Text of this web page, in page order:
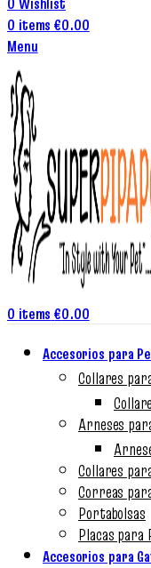
0 items €0.00
Menu
0 items €0.00
Accesorios para
Collares
Arneses
Collares
Correas
Portabolsas
Placas para
Accesorios para